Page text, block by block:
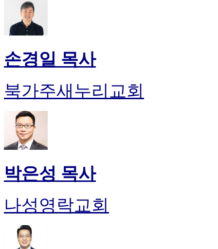
손경일 목사
북가주새누리교회
박은성 목사
나성영락교회